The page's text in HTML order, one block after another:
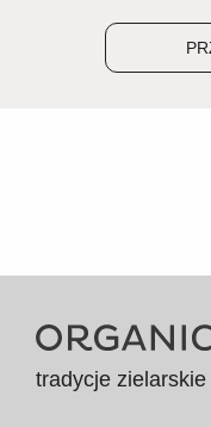
tradycje